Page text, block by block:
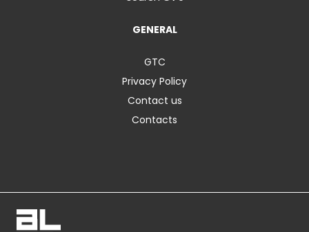
GENERAL
GTC
Privacy Policy
Contact us
Contacts